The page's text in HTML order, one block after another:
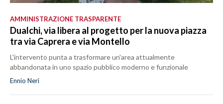
AMMINISTRAZIONE TRASPARENTE
Dualchi, via libera al progetto per la nuova piazza
tra via Caprera e via Montello
L'intervento punta a trasformare un'area attualmente
abbandonata in uno spazio pubblico moderno e funzionale
Ennio Neri